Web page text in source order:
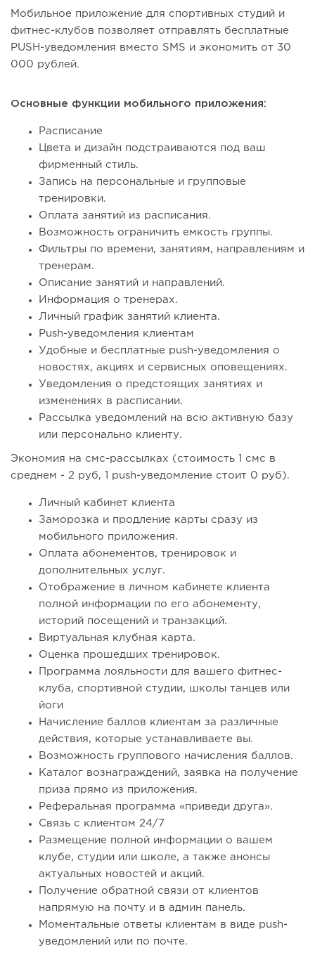
Мобильное приложение для спортивных студий и
фитнес-клубов позволяет отправлять бесплатные
PUSH-уведомления вместо SMS и экономить от 30
000 рублей.
Основные функции мобильного приложения:
Расписание
Цвета и дизайн подстраиваются под ваш
фирменный стиль.
Запись на персональные и групповые
тренировки.
Оплата занятий из расписания.
Возможность ограничить емкость группы.
Фильтры по времени, занятиям, направлениям и
тренерам.
Описание занятий и направлений.
Информация о тренерах.
Личный график занятий клиента.
Push-уведомления клиентам
Удобные и бесплатные push-уведомления о
новостях, акциях и сервисных оповещениях.
Уведомления о предстоящих занятиях и
изменениях в расписании.
Рассылка уведомлений на всю активную базу
или персонально клиенту.
Экономия на смс-рассылках (стоимость 1 смс в
среднем - 2 руб, 1 push-уведомление стоит 0 руб).
Личный кабинет клиента
Заморозка и продление карты сразу из
мобильного приложения.
Оплата абонементов, тренировок и
дополнительных услуг.
Отображение в личном кабинете клиента
полной информации по его абонементу,
историй посещений и транзакций.
Виртуальная клубная карта.
Оценка прошедших тренировок.
Программа лояльности для вашего фитнес-
клуба, спортивной студии, школы танцев или
йоги
Начисление баллов клиентам за различные
действия, которые устанавливаете вы.
Возможность группового начисления баллов.
Каталог вознаграждений, заявка на получение
приза прямо из приложения.
Реферальная программа «приведи друга».
Связь с клиентом 24/7
Размещение полной информации о вашем
клубе, студии или школе, а также анонсы
актуальных новостей и акций.
Получение обратной связи от клиентов
напрямую на почту и в админ панель.
Моментальные ответы клиентам в виде push-
уведомлений или по почте.